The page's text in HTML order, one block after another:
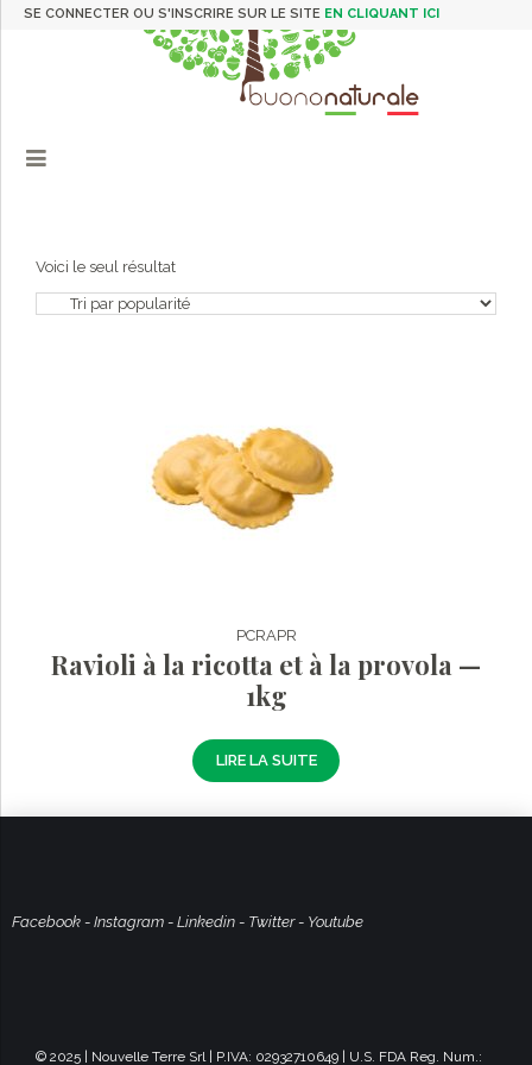
SE CONNECTER OU S'INSCRIRE SUR LE SITE EN CLIQUANT ICI
Voici le seul résultat
PCRAPR
Ravioli à la ricotta et à la provola —
1kg
LIRE LA SUITE
Facebook - Instagram - Linkedin - Twitter- Youtube
© 2025 | Nouvelle Terre Srl | P.IVA: 02932710649 | U.S. FDA Reg. Num.: